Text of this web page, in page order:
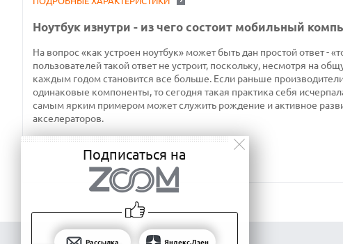
Ноутбук изнутри - из чего состоит мобильный
На вопрос «как устроен ноутбук» может быть дан простой ответ -
пользователей такой ответ не устроит, поскольку, несмотря на
каждым годом становится все больше. Если раньше
одинаковые компоненты, то сегодня такая практика себя
самым ярким примером может служить рождение и активное
акселераторов.
Подписаться на
Рассылка Яндекс.Дзен